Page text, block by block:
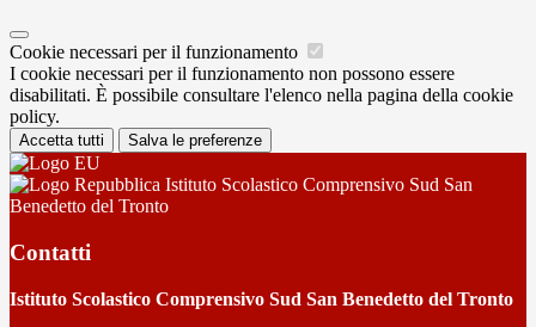
Cookie necessari per il funzionamento
I cookie necessari per il funzionamento non possono essere
disabilitati. È possibile consultare l'elenco nella pagina della cookie
policy.
Accetta tutti Salva le preferenze
Istituto Scolastico Comprensivo Sud San
Benedetto del Tronto
Contatti
Istituto Scolastico Comprensivo Sud San Benedetto del Tronto